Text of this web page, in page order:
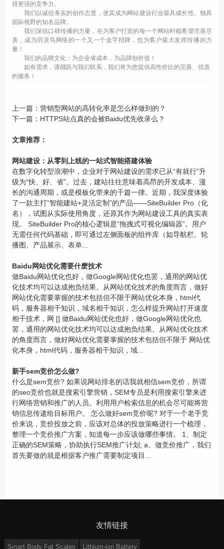
得更强的竞争力。
我们以诚信务实的创作态度，使其成为网站建设行业最具成长性、独具
国际视野的知名品牌。
我们深信口碑传播的力量，在为客户打造的每一个网站时都希望尽善尽
美，成为羽灵鸟网络的一个又一个金字招牌，也为客户最大发挥传播的力
量！
我们的品牌文化：为企业省成本，为品牌创价值！
如有需求，请踊跃与我们联系，我们将为您提供高性价比的完善、优质
的服务！
上一篇： 营销型网站的高转化率是怎么样做到的？
下一篇： HTTPS站点真的会被Baidu优先收录么？
文章推荐：
网站建设：从零到上线的一站式智能搭建体验
在数字化转型浪潮中，企业对于网站建设的需求已从“有就行”升
级为“快、好、省”。过去，建站往往意味着高昂的开发成本、漫
长的沟通周期，或是模板化带来的千篇一律。近期，我深度体验
了一款主打“智能建站+灵活定制”的产品——SiteBuilder Pro（化
名），试图从实际使用角度，还原其作为网站建设工具的真实表
现。 SiteBuilder Pro的核心逻辑是“拖拽式可视化编辑器”。用户
无需任何代码基础，即可通过左侧面板的组件库（如导航栏、轮
播图、产品展示、表单...
Baidu网站优化需要什麽技术
做Baidu网站优化也好，做Google网站优化也罢，通用的网站优
化技术均可以达成抱负结果。从网站优化技术的角度而言，做好
网站优化需要掌握的技术包括但不限于网站优化本身，html代
码，服务器相干知识，域名相干知识，怎么样提升网站打开速度
相干技术，网 [] 做Baidu网站优化也好，做Google网站优化也
罢，通用的网站优化技术均可以达成抱负结果。从网站优化技术
的角度而言，做好网站优化需要掌握的技术包括但不限于 网站优
化本身，html代码，服务器相干知识，域...
新手sem竞价怎么做?
什么是sem竞价? 如果说网站排名的话我就相信sem竞价，所谓
的seo竞价也就是搜索引擎营销，SEM专员是利用搜索引擎来进
行网络营销和推广的人员。利用用户检索信息的机会尽可能将营
销信息传递给目标用户。 怎么做好sem竞价呢? 对于一个老手竞
价来说，竞价投放之前，应该对总体的投放策略进行一个梳理，
整理一个竞价推广方案，知道每一步应该做哪些事情。 1、制定
正确的SEM策略，协助执行SEM推广计划; a、做竞价推广，我们
首先要做的就是根据客户推广需要制定项目...
友情链接
Smart Body Fat Scales Lithium-ion Battery